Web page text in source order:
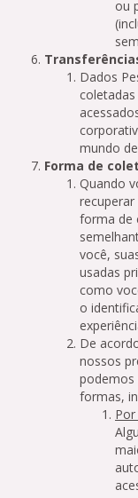
ou
Dados
mundo
Forma de
Quando
forma de
você,
usadas
como
o
De
nossos
podemos
formas,